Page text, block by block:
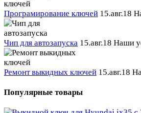
Програмирование ключей 15.авг.18
Чип для автозапуска 15.авг.18 Наши
Ремонт выкидных ключей 15.авг.18
Популярные товары